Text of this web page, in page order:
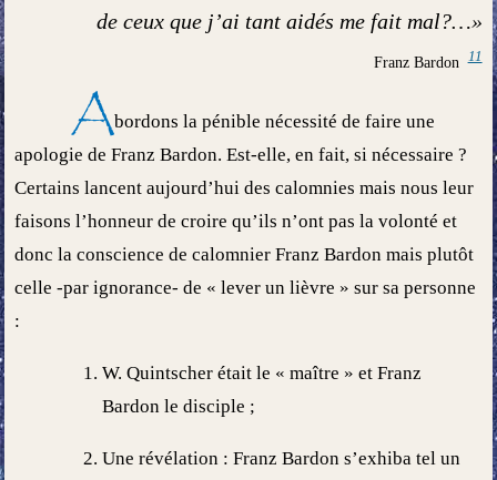
de ceux que j’ai tant aidés me fait mal?…»
Franz Bardon 11
Abordons la pénible nécessité de faire une
apologie de Franz Bardon. Est-elle, en fait, si nécessaire ?
Certains lancent aujourd’hui des calomnies mais nous leur
faisons l’honneur de croire qu’ils n’ont pas la volonté et
donc la conscience de calomnier Franz Bardon mais plutôt
celle -par ignorance- de « lever un lièvre » sur sa personne
:
W. Quintscher était le « maître » et Franz
Bardon le disciple ;
Une révélation : Franz Bardon s’exhiba tel un